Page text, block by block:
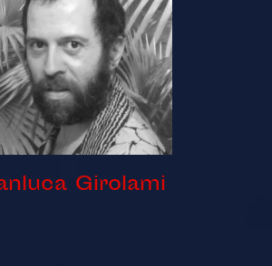
Girolami